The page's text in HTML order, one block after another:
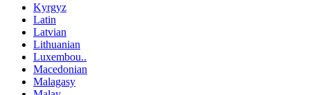
Kyrgyz
Latin
Latvian
Lithuanian
Luxembou..
Macedonian
Malagasy